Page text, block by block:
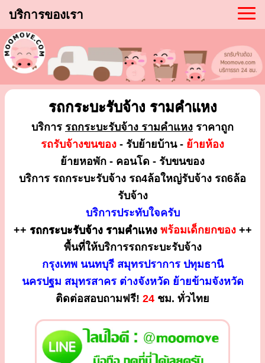
บริการของเรา
รถกระบะรับจ้าง รามคำแหง
บริการ รถกระบะรับจ้าง รามคำแหง ราคาถูก
รถรับจ้างขนของ - รับย้ายบ้าน - ย้ายห้อง
ย้ายหอพัก - คอนโด - รับขนของ
บริการ รถกระบะรับจ้าง รถ4ล้อใหญ่รับจ้าง รถ6ล้อ
รับจ้าง
บริการประทับใจครับ
++ รถกระบะรับจ้าง รามคำแหง พร้อมเด็กยกของ++
พื้นที่ให้บริการรถกระบะรับจ้าง
กรุงเทพ นนทบุรี สมุทรปราการ ปทุมธานี
นครปฐม สมุทรสาคร ต่างจังหวัด ย้ายข้ามจังหวัด
ติดต่อสอบถามฟรี! 24 ชม. ทั่วไทย